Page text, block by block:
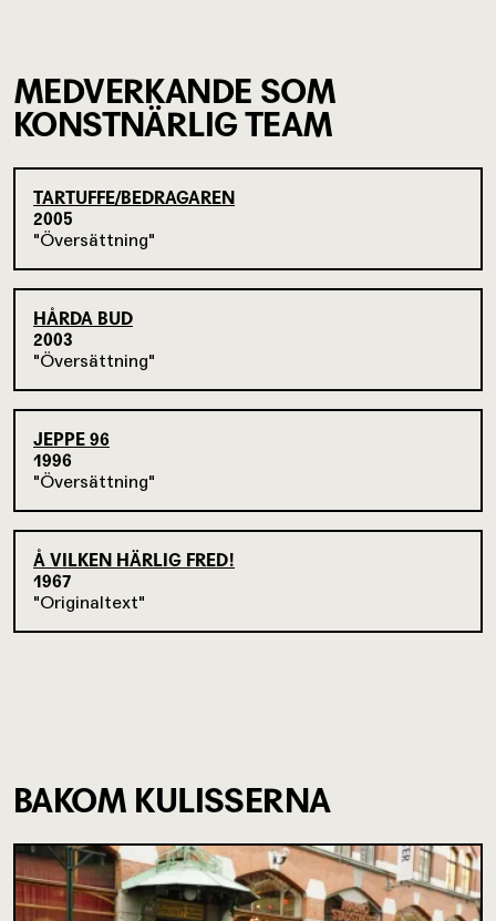
MEDVERKANDE SOM
KONSTNÄRLIG TEAM
TARTUFFE/BEDRAGAREN
2005
Översättning
HÅRDA BUD
2003
Översättning
JEPPE 96
1996
Översättning
Å VILKEN HÄRLIG FRED!
1967
Originaltext
BAKOM KULISSERNA